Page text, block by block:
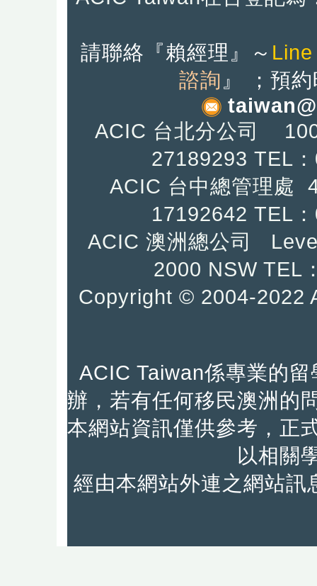
請聯絡『賴經理』 ～
諮詢 』
；預
ACIC 台北分公司
27189293 TEL
ACIC 台中總管理
17192642 TEL
ACIC 澳洲總公司
2000 NSW TEL
Copyright © 2004-2022
ACIC Taiwan係專業的
辦，若有任何移民澳洲的
本網站資訊僅供參考，正
以相關
經由本網站外連之網站訊